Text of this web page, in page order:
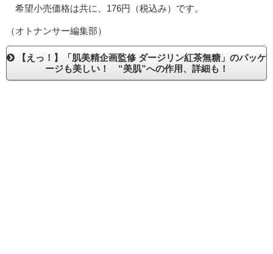
希望小売価格は共に、176円（税込み）です。
（オトナンサー編集部）
【えっ！】「肌美精企画監修 ダージリン紅茶無糖」のパッケ
ージも美しい！ “美肌”への作用、詳細も！